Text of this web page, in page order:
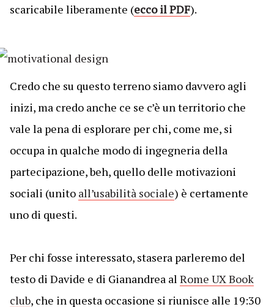
scaricabile liberamente (ecco il PDF).
Credo che su questo terreno siamo davvero agli
inizi, ma credo anche ce se c’è un territorio che
vale la pena di esplorare per chi, come me, si
occupa in qualche modo di ingegneria della
partecipazione, beh, quello delle motivazioni
sociali (unito all’usabilità sociale) è certamente
uno di questi.
Per chi fosse interessato, stasera parleremo del
testo di Davide e di Gianandrea al Rome UX Book
club, che in questa occasione si riunisce alle 19:30